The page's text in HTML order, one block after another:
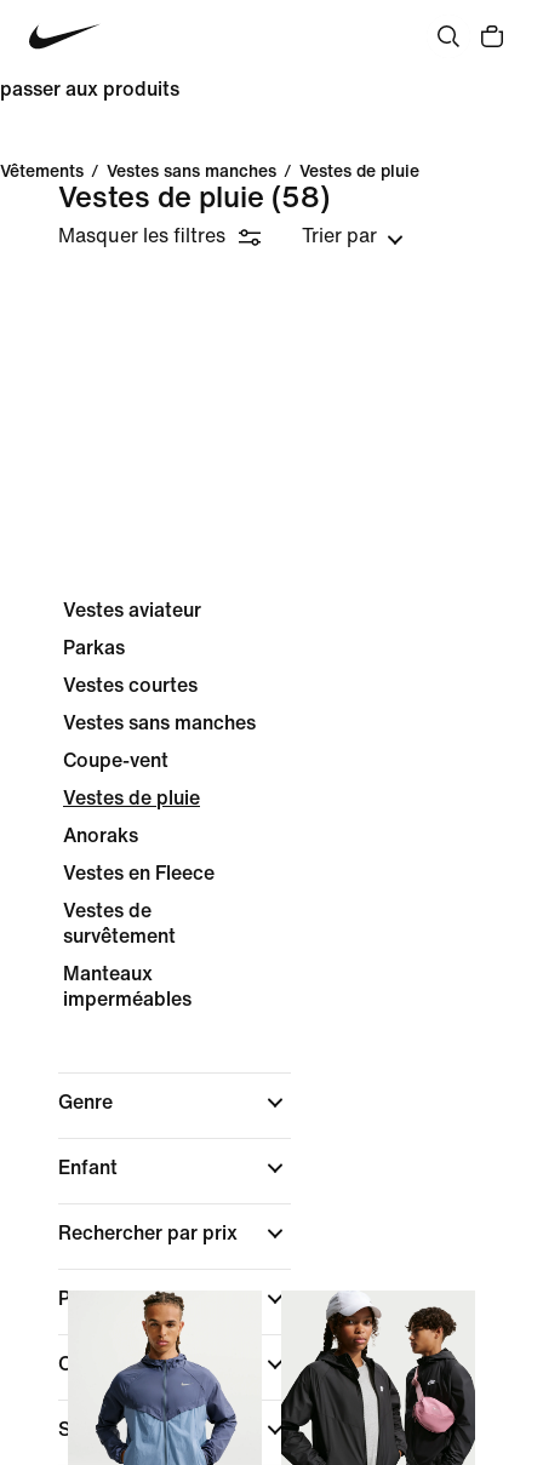
passer aux produits
Vêtements / Vestes sans manches / Vestes de pluie
Vestes de pluie (58)
Masquer les filtres Trier par
Vestes aviateur
Parkas
Vestes courtes
Vestes sans manches
Coupe-vent
Vestes de pluie
Anoraks
Vestes en Fleece
Vestes de
survêtement
Manteaux
imperméables
Genre
Enfant
Rechercher par prix
Promotions et offres
Couleur
Sport